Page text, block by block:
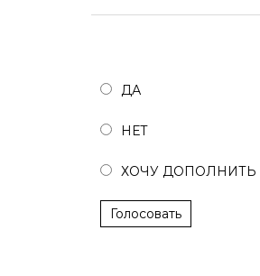
ДА
НЕТ
ХОЧУ ДОПОЛНИТЬ
Голосовать